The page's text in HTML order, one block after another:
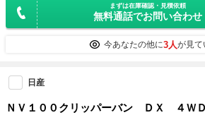
まずは在庫確認・見積依頼
無料通話でお問い合わせ
今あなたの他に3人が見て
日産
ＮＶ１００クリッパーバン ＤＸ ４